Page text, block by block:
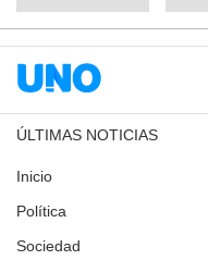
ÚLTIMAS NOTICIAS
Inicio
Política
Sociedad